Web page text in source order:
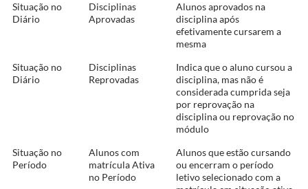
Situação no
Diário
Disciplinas
Aprovadas
Alunos aprovados na
disciplina após
efetivamente cursarem a
mesma
Situação no
Diário
Disciplinas
Reprovadas
Indica que o aluno cursou a
disciplina, mas não é
considerada cumprida seja
por reprovação na
disciplina ou reprovação no
módulo
Situação no
Período
Alunos com
matrícula Ativa
no Período
Alunos que estão cursando
ou encerram o período
letivo selecionado com a